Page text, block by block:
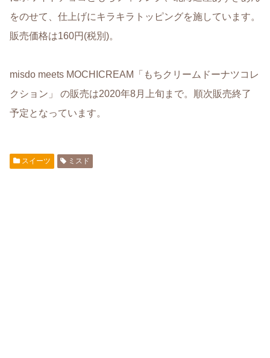
をのせて、仕上げにキラキラトッピングを施しています。
販売価格は160円(税別)。
misdo meets MOCHICREAM「もちクリームドーナツコレ
クション」 の販売は2020年8月上旬まで。順次販売終了
予定となっています。
スイーツ ミスド